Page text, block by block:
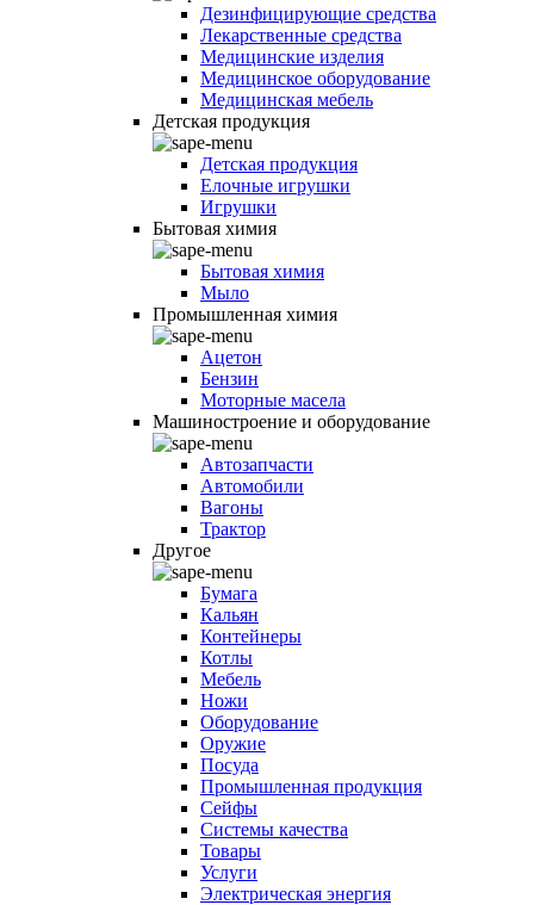
Дезинфицирующие средства
Лекарственные средства
Медицинские изделия
Медицинское оборудование
Медицинская мебель
Детская продукция
Детская продукция
Елочные игрушки
Игрушки
Бытовая химия
Бытовая химия
Мыло
Промышленная химия
Ацетон
Бензин
Моторные масела
Машиностроение и оборудование
Автозапчасти
Автомобили
Вагоны
Трактор
Другое
Бумага
Кальян
Контейнеры
Котлы
Мебель
Ножи
Оборудование
Оружие
Посуда
Промышленная продукция
Сейфы
Системы качества
Товары
Услуги
Электрическая энергия